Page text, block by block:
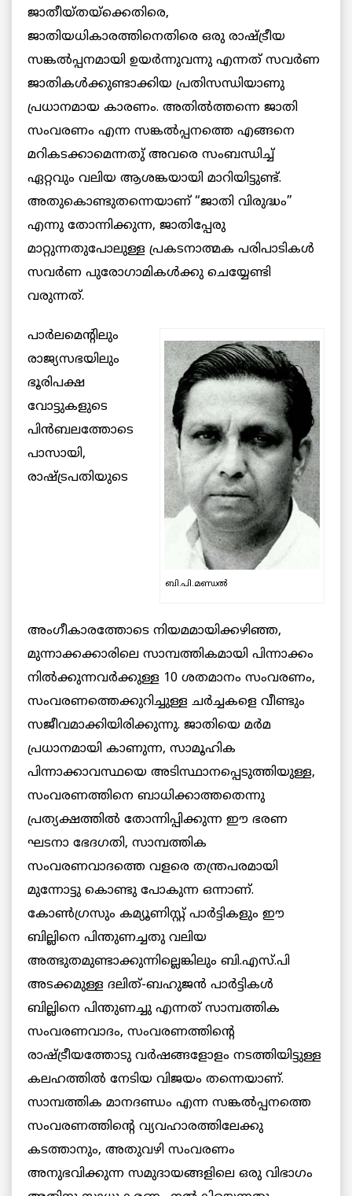
ജാതീയ്തയ്ക്കെതിരെ,
ജാതിയധികാരത്തിനെതിരെ ഒരു രാഷ്ട്രീയ
സങ്കല്‍പ്പനമായി ഉയര്‍ന്നുവന്നു എന്നത് സവര്‍ണ
ജാതികള്‍ക്കുണ്ടാക്കിയ പ്രതിസന്ധിയാണു
പ്രധാനമായ കാരണം. അതില്‍ത്തന്നെ ജാതി
സംവരണം എന്ന സങ്കല്‍പ്പനത്തെ എങ്ങനെ
മറികടക്കാമെന്നതു് അവരെ സംബന്ധിച്ച്
ഏറ്റവും വലിയ ആശങ്കയായി മാറിയിട്ടുണ്ട്.
അതുകൊണ്ടുതന്നെയാണ് “ജാതി വിരുദ്ധം”
എന്നു തോന്നിക്കുന്ന, ജാതിപ്പേരു
മാറ്റുന്നതുപോലുള്ള പ്രകടനാത്മക പരിപാടികള്‍
സവര്‍ണ പുരോഗാമികള്‍ക്കു ചെയ്യേണ്ടി
വരുന്നത്.
ബി.പി.മണ്ഡൽ
പാര്‍ലമെന്റിലും
രാജ്യസഭയിലും
ഭൂരിപക്ഷ
വോട്ടുകളുടെ
പിന്‍ബലത്തോടെ
പാസായി,
രാഷ്ട്രപതിയുടെ
അംഗീകാരത്തോടെ നിയമമായിക്കഴിഞ്ഞ,
മുന്നാക്കക്കാരിലെ സാമ്പത്തികമായി പിന്നാക്കം
നില്‍ക്കുന്നവര്‍ക്കുള്ള 10 ശതമാനം സംവരണം,
സംവരണത്തെക്കുറിച്ചുള്ള ചര്‍ച്ചകളെ വീണ്ടും
സജീവമാക്കിയിരിക്കുന്നു. ജാതിയെ മര്‍മ
പ്രധാനമായി കാണുന്ന, സാമൂഹിക
പിന്നാക്കാവസ്ഥയെ അടിസ്ഥാനപ്പെടുത്തിയുള്ള,
സംവരണത്തിനെ ബാധിക്കാത്തതെന്നു
പ്രത്യക്ഷത്തില്‍ തോന്നിപ്പിക്കുന്ന ഈ ഭരണ
ഘടനാ ഭേദഗതി, സാമ്പത്തിക
സംവരണവാദത്തെ വളരെ തന്ത്രപരമായി
മുന്നോട്ടു കൊണ്ടു പോകുന്ന ഒന്നാണ്.
കോൺഗ്രസും കമ്യൂണിസ്റ്റ് പാര്‍ട്ടികളും ഈ
ബില്ലിനെ പിന്തുണച്ചതു വലിയ
അത്ഭുതമുണ്ടാക്കുന്നില്ലെങ്കിലും ബി.എസ്.പി
അടക്കമുള്ള ദലിത്-ബഹുജന്‍ പാര്‍ട്ടികള്‍
ബില്ലിനെ പിന്തുണച്ചു എന്നത് സാമ്പത്തിക
സംവരണവാദം, സംവരണത്തിന്റെ
രാഷ്ട്രീയത്തോടു വര്‍ഷങ്ങളോളം നടത്തിയിട്ടുള്ള
കലഹത്തില്‍ നേടിയ വിജയം തന്നെയാണ്.
സാമ്പത്തിക മാനദണ്ഡം എന്ന സങ്കല്‍പ്പനത്തെ
സംവരണത്തിന്റെ വ്യവഹാരത്തിലേക്കു
കടത്താനും, അതുവഴി സംവരണം
അനുഭവിക്കുന്ന സമുദായങ്ങളിലെ ഒരു വിഭാഗം